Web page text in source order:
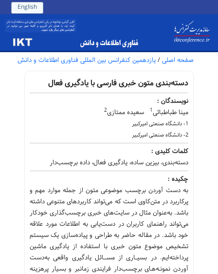
English
صفحه اصلی / یازدهمین کنفرانس بین المللی فناوری اطلاعات و دانش
دسته‌بندی متون خبری فارسی با یادگیری فعال
نویسندگان :
مینا طباطبائی1 سعیده ممتازی2
1- دانشگاه صنعتی امیرکبیر
2- دانشگاه صنعتی امیرکبیر
کلمات کلیدی :
دسته‌بندی، بیزین ساده، یادگیری فعال، داده برچسب‌دار
چکیده :
به دست آوردن برچسب موضوعی متون از جمله موارد مهم و
پرکاربرد در متن‌کاوی است که می‌تواند کاربردهای متنوعی داشته
باشد. به‌عنوان مثال در سایت‌های خبری برچسب‌گذاری خودکار
می‌تواند راهنمای کاربران در دست‌یابی به اطلاعات مورد علاقه
خود باشد. در مقاله حاضر به طراحی و پیاده‌سازی یک سیستم
تشخیص موضوع متون خبری با استفاده از یادگیری ماشین
پرداخته‌ایم. ﺩﺭ ﺑﺴﻴــﺎﺭﯼ ﺍﺯ ﻣﺴـــﺎﺋﻞ ﻳﺎﺩﮔﻴﺮﯼ ﻭﺍﻗﻌﯽ به‌دﺳﺖ
ﺁﻭﺭﺩﻥ ﻧﻤﻮﻧـﻪﻫـﺎﯼ ﺑﺮﭼﺴﺐ‌ﺩﺍﺭ فرایندی زمانبر و ﺑﺴﻴﺎﺭ ﭘﺮﻫﺰﻳﻨﻪ